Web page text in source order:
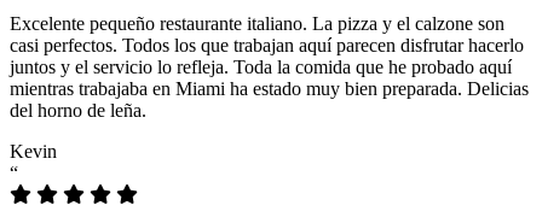
Excelente pequeño restaurante italiano. La pizza y el calzone son
casi perfectos. Todos los que trabajan aquí parecen disfrutar hacerlo
juntos y el servicio lo refleja. Toda la comida que he probado aquí
mientras trabajaba en Miami ha estado muy bien preparada. Delicias
del horno de leña.
Kevin
“